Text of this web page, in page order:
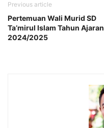
Previous article
Pertemuan Wali Murid SD
Ta’mirul Islam Tahun Ajaran
2024/2025